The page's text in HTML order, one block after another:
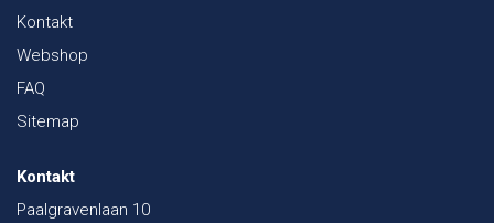
Kontakt
Webshop
FAQ
Sitemap
Kontakt
Paalgravenlaan 10